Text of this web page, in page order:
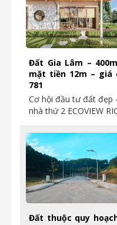
Đất Gia Lâm –
mặt tiền 12m – giá
781
Cơ hội đầu tư đất đẹp
nhà thứ 2 ECOVIEW
Đất thuộc quy